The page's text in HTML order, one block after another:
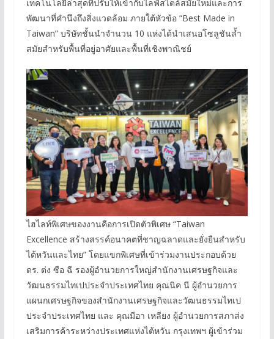
เทคโนโลยีล่าสุดที่ปรับให้เข้ากับไลฟ์สไตล์สมัยใหม่และการ
พัฒนาที่คำนึงถึงสิ่งแวดล้อม ภายใต้หัวข้อ “Best Made in
Taiwan” บริษัทชั้นนำจำนวน 10 แห่งได้นำเสนอโซลูชันล้ำ
สมัยสำหรับพื้นที่อยู่อาศัยและพื้นที่เชิงพาณิชย์
ไฮไลท์พิเศษของงานคือการเปิดตัวพิเศษ “Taiwan
Excellence สร้างสรรค์อนาคตที่ชาญฉลาดและยั่งยืนสำหรับ
ไต้หวันและไทย” โดยแขกพิเศษที่เข้าร่วมงานประกอบด้วย
ดร. ต่ง ซือ ฉี รองผู้อำนวยการใหญ่สำนักงานเศรษฐกิจและ
วัฒนธรรมไทเปประจำประเทศไทย คุณนิค นี ผู้อำนวยการ
แผนกเศรษฐกิจของสำนักงานเศรษฐกิจและวัฒนธรรมไทเป
ประจำประเทศไทย และ คุณมีอา เหลียง ผู้อำนวยการสภาส่ง
เสริมการค้าระหว่างประเทศแห่งไต้หวัน กรุงเทพฯ ผู้เข้าร่วม